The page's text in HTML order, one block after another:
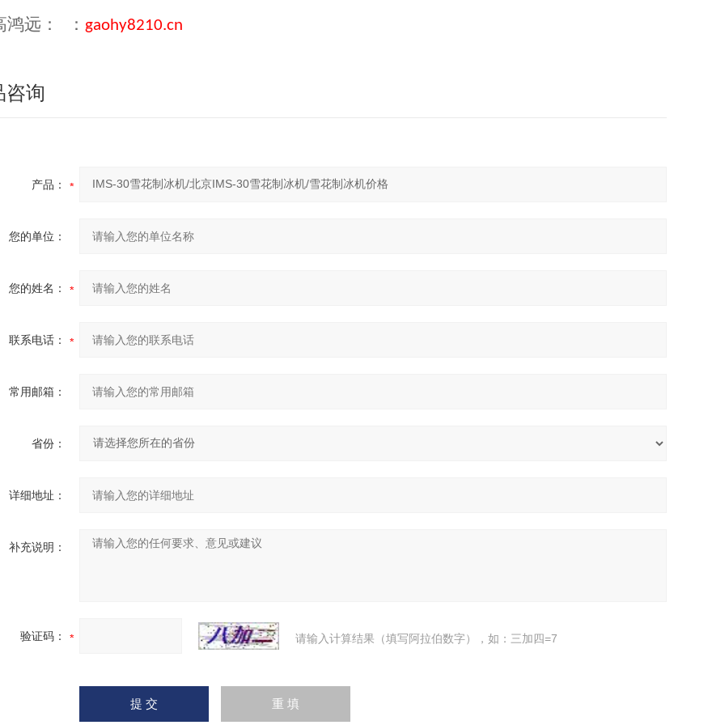
鸿远： ： gaohy8210.cn
咨询
产品：
您的单位：
您的姓名：
联系电话：
常用邮箱：
省份：
详细地址：
补充说明：
验证码： 请输入计算结果（填写阿拉伯数字），如：三加四=7